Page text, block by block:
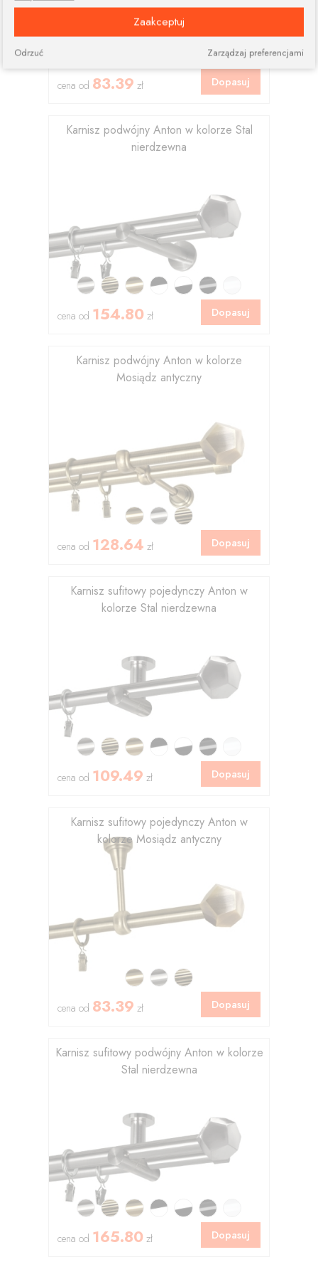
cena od 83.39 zł Dopasuj
Karnisz podwójny Anton w kolorze Stal
nierdzewna
cena od 154.80 zł Dopasuj
Karnisz podwójny Anton w kolorze
Mosiądz antyczny
cena od 128.64 zł Dopasuj
Karnisz sufitowy pojedynczy Anton w
kolorze Stal nierdzewna
cena od 109.49 zł Dopasuj
Karnisz sufitowy pojedynczy Anton w
kolorze Mosiądz antyczny
cena od 83.39 zł Dopasuj
Karnisz sufitowy podwójny Anton w kolorze
Stal nierdzewna
cena od 165.80 zł Dopasuj
Zaakceptuj
Zarządzaj preferencjami
Odrzuć